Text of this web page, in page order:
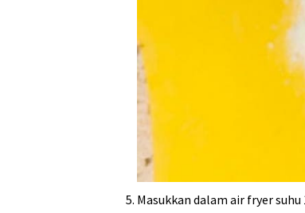
Masukkan dalam air fryer